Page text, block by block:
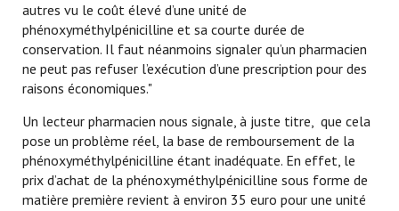
autres vu le coût élevé d’une unité de
phénoxyméthylpénicilline et sa courte durée de
conservation. Il faut néanmoins signaler qu’un pharmacien
ne peut pas refuser l’exécution d’une prescription pour des
raisons économiques."
Un lecteur pharmacien nous signale, à juste titre, que cela
pose un problème réel, la base de remboursement de la
phénoxyméthylpénicilline étant inadéquate. En effet, le
prix d’achat de la phénoxyméthylpénicilline sous forme de
matière première revient à environ 35 euro pour une unité